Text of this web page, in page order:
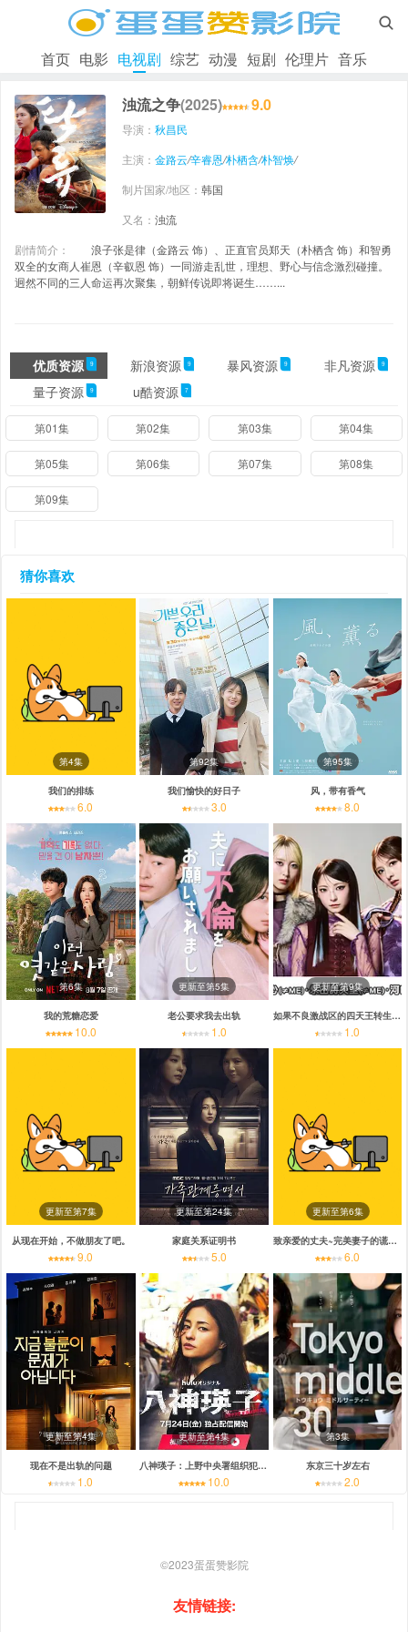

首页 电影 电视剧 综艺 动漫 短剧 伦理片 音乐
浊流之争(2025) 9.0
导演： 秋昌民
主演： 金路云/辛睿恩/朴栖含/朴智焕/
制片国家/地区： 韩国
又名： 浊流
剧情简介：
浪子张是律（金路云 饰）、正直官员郑天（朴栖含 饰）和智勇
双全的女商人崔恩（辛叡恩 饰）一同游走乱世，理想、野心与信念激烈碰撞。
迥然不同的三人命运再次聚集，朝鲜传说即将诞生……...
优质资源 9 新浪资源 9 暴风资源 9 非凡资源 9
量子资源 9 u酷资源 7
第01集 第02集 第03集 第04集
第05集 第06集 第07集 第08集
第09集
猜你喜欢
第4集
我们的排练
6.0
第92集
我们愉快的好日子
3.0
第95集
风，带有香气
8.0
第6集
我的荒糖恋爱
10.0
更新至第5集
老公要求我去出轨
1.0
更新至第9集
如果不良激战区的四天王转生成了偶像团体？
1.0
更新至第7集
从现在开始，不做朋友了吧。
9.0
更新至第24集
家庭关系证明书
5.0
更新至第6集
致亲爱的丈夫~完美妻子的谎言~
6.0
更新至第4集
现在不是出轨的问题
1.0
更新至第4集
八神瑛子：上野中央署组织犯罪对策课
10.0
第3集
东京三十岁左右
2.0
©2023蛋蛋赞影院
友情链接: